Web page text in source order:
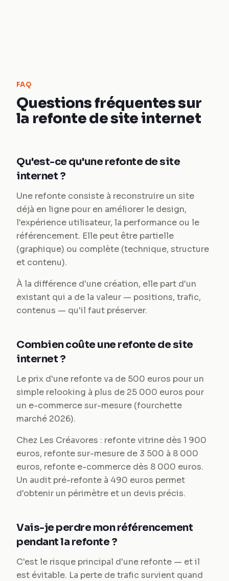
FAQ
Questions fréquentes sur
la refonte de site internet
Qu'est-ce qu'une refonte de site
internet ?
Une refonte consiste à reconstruire un site
déjà en ligne pour en améliorer le design,
l'expérience utilisateur, la performance ou le
référencement. Elle peut être partielle
(graphique) ou complète (technique, structure
et contenu).
À la différence d'une création, elle part d'un
existant qui a de la valeur — positions, trafic,
contenus — qu'il faut préserver.
Combien coûte une refonte de site
internet ?
Le prix d'une refonte va de 500 euros pour un
simple relooking à plus de 25 000 euros pour
un e-commerce sur-mesure (fourchette
marché 2026).
Chez Les Créavores : refonte vitrine dès 1 900
euros, refonte sur-mesure de 3 500 à 8 000
euros, refonte e-commerce dès 8 000 euros.
Un audit pré-refonte à 490 euros permet
d'obtenir un périmètre et un devis précis.
Vais-je perdre mon référencement
pendant la refonte ?
C'est le risque principal d'une refonte — et il
est évitable. La perte de trafic survient quand